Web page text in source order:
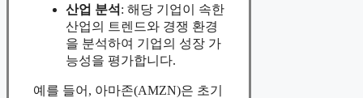
산업 분석 : 해당 기업이 속한
산업의 트렌드와 경쟁 환경
을 분석하여 기업의 성장 가
능성을 평가합니다.
예를 들어, 아마존(AMZN)은 초기